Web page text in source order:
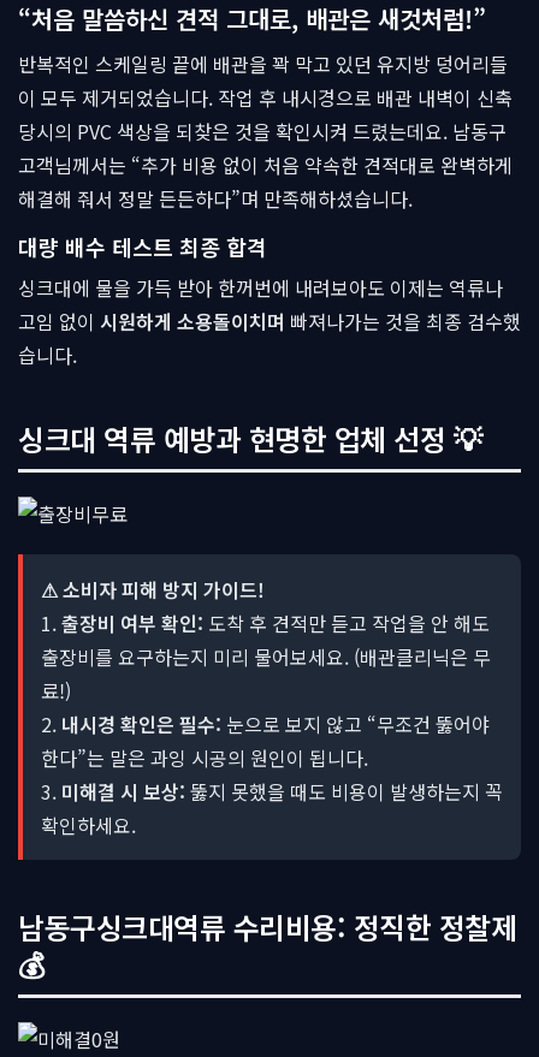
“처음 말씀하신 견적 그대로, 배관은 새것처럼!”
반복적인 스케일링 끝에 배관을 꽉 막고 있던 유지방 덩어리들
이 모두 제거되었습니다. 작업 후 내시경으로 배관 내벽이 신축
당시의 PVC 색상을 되찾은 것을 확인시켜 드렸는데요. 남동구
고객님께서는 “추가 비용 없이 처음 약속한 견적대로 완벽하게
해결해 줘서 정말 든든하다”며 만족해하셨습니다.
대량 배수 테스트 최종 합격
싱크대에 물을 가득 받아 한꺼번에 내려보아도 이제는 역류나
고임 없이 시원하게 소용돌이치며 빠져나가는 것을 최종 검수했
습니다.
싱크대 역류 예방과 현명한 업체 선정 💡
⚠ 소비자 피해 방지 가이드!
1.출장비 여부 확인: 도착 후 견적만 듣고 작업을 안 해도
출장비를 요구하는지 미리 물어보세요. (배관클리닉은 무
료!)
2. 내시경 확인은 필수: 눈으로 보지 않고 “무조건 뚫어야
한다”는 말은 과잉 시공의 원인이 됩니다.
3. 미해결 시 보상: 뚫지 못했을 때도 비용이 발생하는지 꼭
확인하세요.
남동구싱크대역류 수리비용: 정직한 정찰제
💰